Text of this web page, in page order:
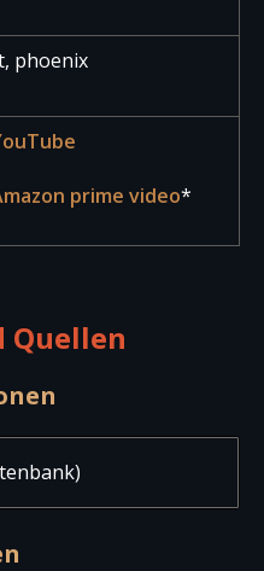
phoenix
prime video*
Quellen